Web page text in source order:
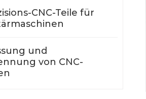
CNC-Teile für
und
von CNC-